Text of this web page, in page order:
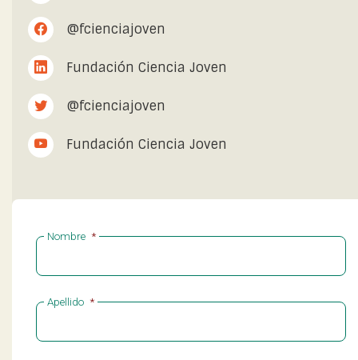
@fcienciajoven
Fundación Ciencia Joven
@fcienciajoven
Fundación Ciencia Joven
Nombre *
Apellido *